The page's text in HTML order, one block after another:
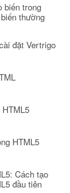
biến trong
thường
đặt Vertrigo
HTML5
Cách tạo
đầu tiên